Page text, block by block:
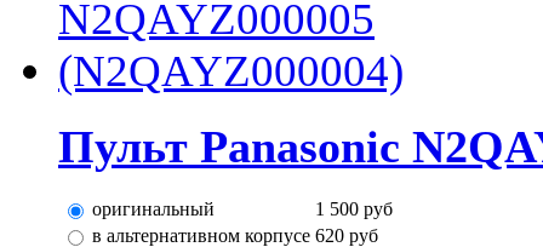
Пульт Panasonic
оригинальный 1 500 руб
в альтернативном корпусе 620 руб